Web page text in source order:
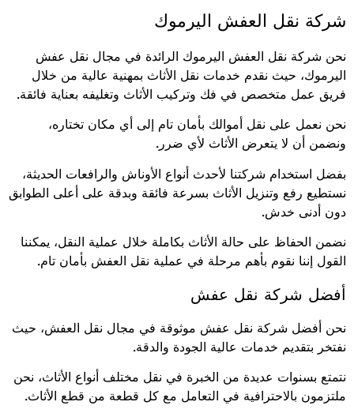
شركة نقل العفش اليرموك
نحن شركة نقل العفش اليرموك الرائدة في مجال نقل عفش
اليرموك، حيث نقدم خدمات نقل الأثاث بمهنية عالية من خلال
فريق عمل متخصص في فك وتركيب الأثاث وتغليفه بعناية فائقة.
نحن نعمل على نقل أموالك بأمان تام إلى أي مكان تختاره،
ونضمن أن لا يتعرض الأثاث لأي ضرر.
بفضل استخدام شركتنا لأحدث أنواع الأوناش والرافعات الحديثة،
نستطيع رفع وتنزيل الأثاث بسرعة فائقة وبدقة على أعلى الطوابق
دون أدنى خدش.
نضمن الحفاظ على حالة الأثاث بكاملة خلال عملية النقل، يمكننا
القول إننا نقوم بأهم مرحلة في عملية نقل العفش بأمان تام.
أفضل شركة نقل عفش
نحن أفضل شركة نقل عفش موثوقة في مجال نقل العفش، حيث
نفتخر بتقديم خدمات عالية الجودة والدقة.
نتمتع بسنوات عديدة من الخبرة في نقل مختلف أنواع الأثاث، نحن
ملتزمون بالاحترافية في التعامل مع كل قطعة من قطع الأثاث.